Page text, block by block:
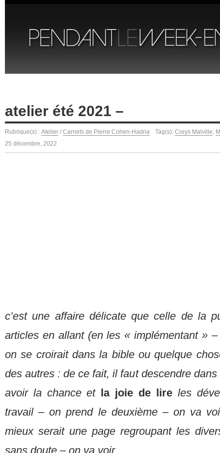
atelier été 2021 –
Rubrique(s) : Atelier / Carnets de Pierre Cohen-Hadria Tag(s): Creys Malville,
25 décembre, 2022
c’est une affaire délicate que celle de la
articles en allant (en les « implémentant »
on se croirait dans la bible ou quelque
des autres : de ce fait, il faut descendre
avoir la chance et
la joie de lire les
travail – on prend le deuxième – on va
mieux serait une page regroupant les
sans doute – on va voir